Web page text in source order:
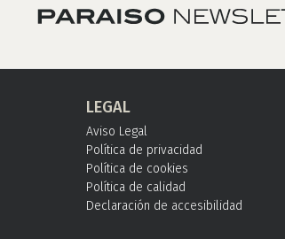
LEGAL
Aviso Legal
Política de privacidad
Política de cookies
Política de calidad
Declaración de accesibilidad